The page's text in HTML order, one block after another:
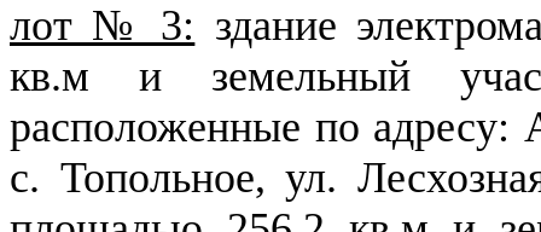
лот № 3: здание
кв.м и земельный
расположенные по адресу:
с. Топольное, ул.